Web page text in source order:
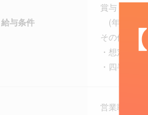
給与条件
賞与 年1回
(年俸の約
その他
・想定され
・四半期
営業職（製